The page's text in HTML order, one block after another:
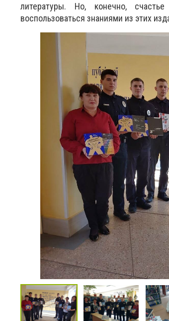
литературы. Но, конечно,
воспользоваться знаниями из этих